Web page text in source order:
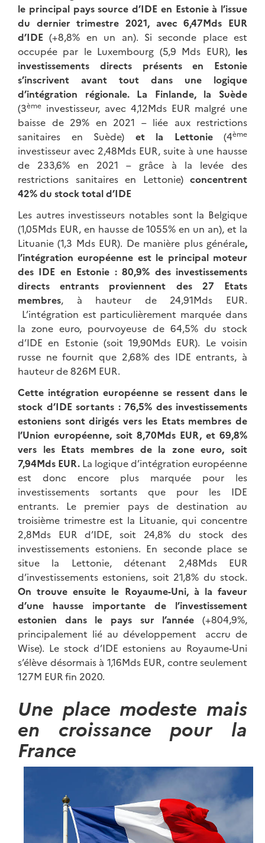
le principal pays source d’IDE en Estonie à l’issue
du dernier trimestre 2021, avec 6,47Mds EUR
d’IDE(+8,8% en un an). Si seconde place est
occupée par le Luxembourg (5,9 Mds EUR),les
investissements directs présents en Estonie
s’inscrivent avant tout dans une logique
d’intégration régionale. La Finlande, la Suède
(3ème investisseur, avec 4,12Mds EUR malgré une
baisse de 29% en 2021 – liée aux restrictions
sanitaires en Suède) et la Lettonie(4ème
investisseur avec 2,48Mds EUR, suite à une hausse
de 233,6% en 2021 – grâce à la levée des
restrictions sanitaires en Lettonie)concentrent
42% du stock total d’IDE
Les autres investisseurs notables sont la Belgique
(1,05Mds EUR, en hausse de 1055% en un an), et la
Lituanie (1,3 Mds EUR). De manière plus générale,
l’intégration européenne est le principal moteur
des IDE en Estonie : 80,9% des investissements
directs entrants proviennent des 27 Etats
membres, à hauteur de 24,91Mds EUR.
L’intégration est particulièrement marquée dans
la zone euro, pourvoyeuse de 64,5% du stock
d’IDE en Estonie (soit 19,90Mds EUR). Le voisin
russe ne fournit que 2,68% des IDE entrants, à
hauteur de 826M EUR.
Cette intégration européenne se ressent dans le
stock d’IDE sortants : 76,5% des investissements
estoniens sont dirigés vers les Etats membres de
l’Union européenne, soit 8,70Mds EUR, et 69,8%
vers les Etats membres de la zone euro, soit
7,94Mds EUR. La logique d’intégration européenne
est donc encore plus marquée pour les
investissements sortants que pour les IDE
entrants. Le premier pays de destination au
troisième trimestre est la Lituanie, qui concentre
2,8Mds EUR d’IDE, soit 24,8% du stock des
investissements estoniens. En seconde place se
situe la Lettonie, détenant 2,48Mds EUR
d’investissements estoniens, soit 21,8% du stock.
On trouve ensuite le Royaume-Uni, à la faveur
d’une hausse importante de l’investissement
estonien dans le pays sur l’année (+804,9%,
principalement lié au développement accru de
Wise). Le stock d’IDE estoniens au Royaume-Uni
s’élève désormais à 1,16Mds EUR, contre seulement
127M EUR fin 2020.
Une place modeste mais
en croissance pour la
France